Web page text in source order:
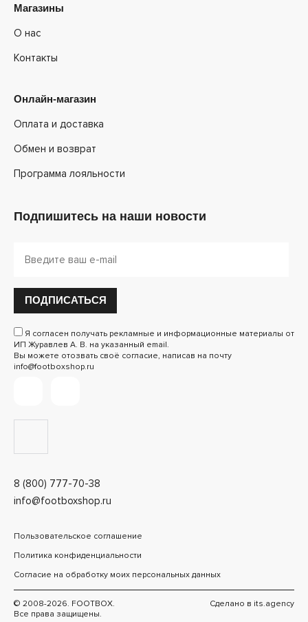
8 (800) 777-70-38
info@footboxshop.ru
Магазины
О нас
Контакты
Онлайн-магазин
Оплата и доставка
Обмен и возврат
Программа лояльности
Подпишитесь на наши новости
ПОДПИСАТЬСЯ
Я согласен получать рекламные и информационные материалы от
ИП Журавлев А. В. на указанный email.
Вы можете отозвать своё согласие, написав на почту
info@footboxshop.ru
Пользовательское соглашение
Политика конфиденциальности
Согласие на обработку моих персональных данных
© 2008-2026. FOOTBOX.
Все права защищены.
Сделано в its.agency